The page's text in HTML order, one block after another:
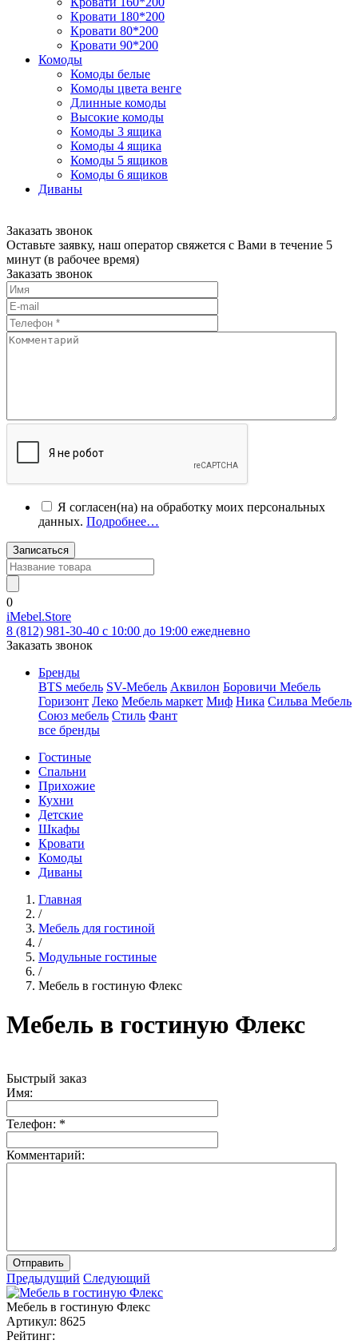
Кровати 180*200
Кровати 80*200
Кровати 90*200
Комоды
Комоды белые
Комоды цвета венге
Длинные комоды
Высокие комоды
Комоды 3 ящика
Комоды 4 ящика
Комоды 5 ящиков
Комоды 6 ящиков
Диваны
Заказать звонок
Оставьте заявку, наш оператор свяжется с Вами в течение 5
минут (в рабочее время)
Заказать звонок
Я согласен(на) на обработку моих персональных
данных. Подробнее…
Записаться
0
iMebel.Store
8 (812) 981-30-40 c 10:00 до 19:00 ежедневно
Заказать звонок
Бренды
BTS мебель SV-Мебель Аквилон Боровичи Мебель
Горизонт Леко Мебель маркет Миф Ника Сильва Мебель
Союз мебель Стиль Фант
все бренды
Гостиные
Спальни
Прихожие
Кухни
Детские
Шкафы
Кровати
Комоды
Диваны
Главная
/
Мебель для гостиной
/
Модульные гостиные
/
Мебель в гостиную Флекс
Мебель в гостиную Флекс
Быстрый заказ
Имя:
Телефон: *
Комментарий:
Отправить
Предыдущий Следующий
Мебель в гостиную Флекс
Артикул: 8625
Рейтинг: